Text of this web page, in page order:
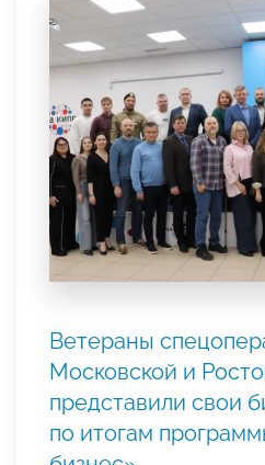
Ветераны
Московской и
представили свои
по итогам